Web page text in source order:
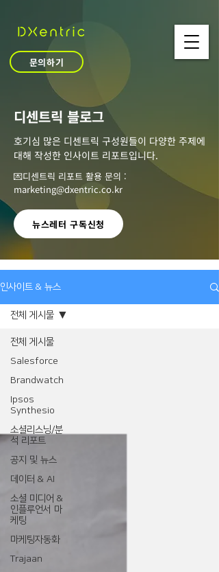
문의하기
​디센트릭 블로그
호기심 많은 디센트릭 구성원들이 다양한 주제에
대해 작성한 인사이트 리포트입니다.
💌디센트릭 리포트 활용 문의 :
marketing@dxentric.co.kr
뉴스레터 구독신청
인사이트 & 뉴스
전체 게시물
Salesforce
Brandwatch
Ipsos
Synthesio
소셜리스닝/분
석 리포트
공지 및 뉴스
데이터 & AI
소셜 미디어 &
인플루언서 마
케팅
마케팅자동화
Trajaan
전체 게시물